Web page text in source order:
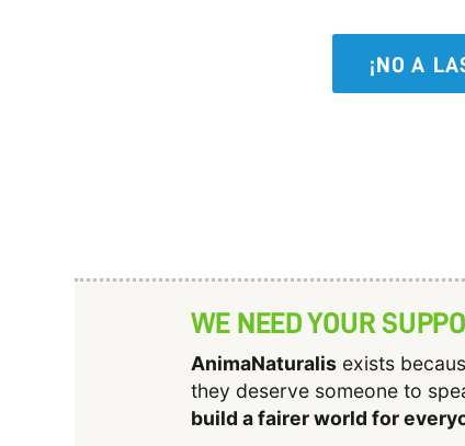
¡NO A
WE NEED YOUR
AnimaNaturalisexists
they deserve someone to
build a fairer world for